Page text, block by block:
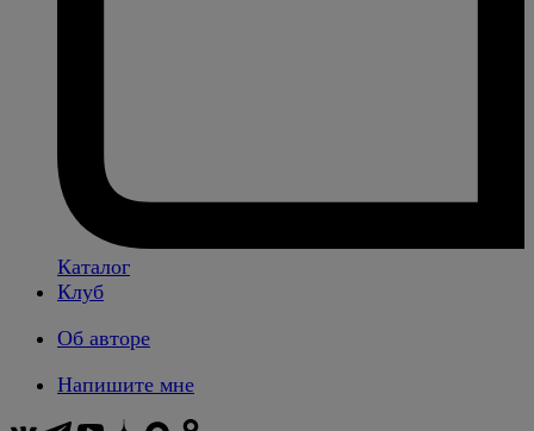
Каталог
Клуб
Об авторе
Напишите мне